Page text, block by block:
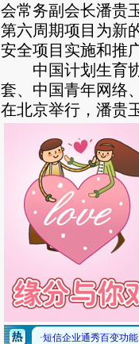
会常务副会长潘贵
第六周期项目为新
安全项目实施和推
中国计划生育协
套、中国青年网络
在北京举行，潘贵